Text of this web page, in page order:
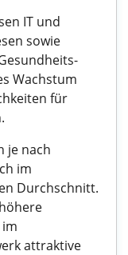
IT und
sowie
Wachstum
für
je nach
im
Durchschnitt.
attraktive